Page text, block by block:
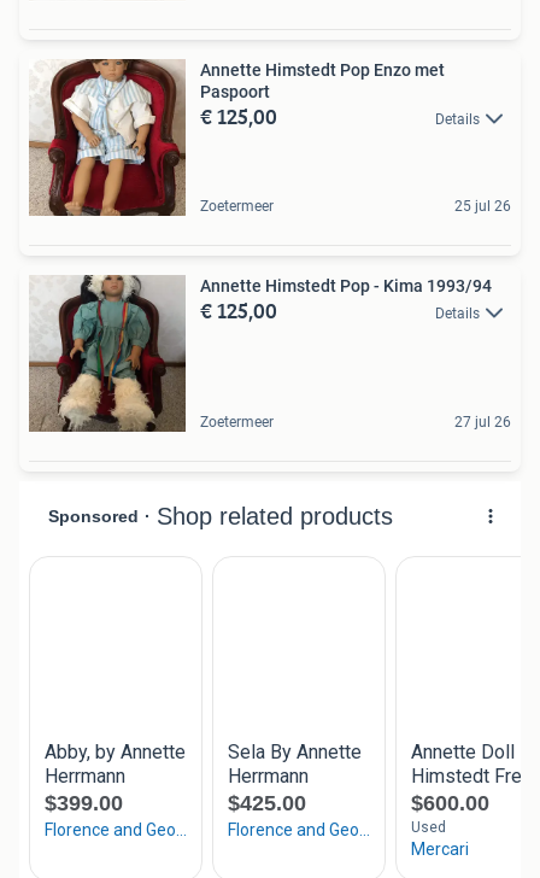
Annette Himstedt Pop Enzo met
Paspoort
€ 125,00 Details
Zoetermeer 25 jul 26
Annette Himstedt Pop - Kima 1993/94
€ 125,00 Details
Zoetermeer 27 jul 26